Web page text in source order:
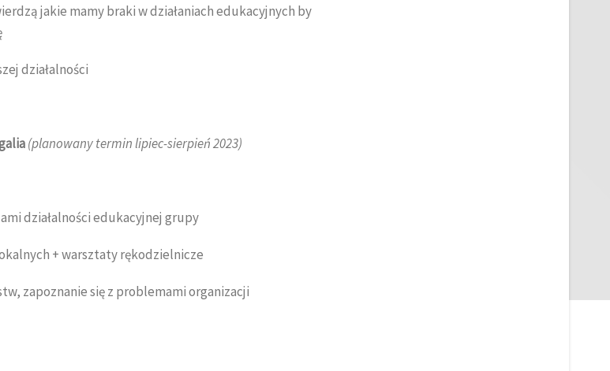
jakie mamy braki w działaniach edukacyjnych by
działalności
(planowany termin lipiec-sierpień 2023)
działalności edukacyjnej grupy
+ warsztaty rękodzielnicze
zapoznanie się z problemami organizacji